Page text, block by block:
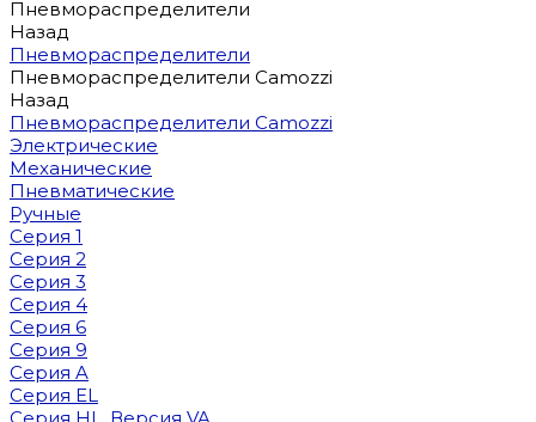
Пневмораспределители
Назад
Пневмораспределители
Пневмораспределители Camozzi
Назад
Пневмораспределители Camozzi
Электрические
Механические
Пневматические
Ручные
Серия 1
Серия 2
Серия 3
Серия 4
Серия 6
Серия 9
Серия A
Серия EL